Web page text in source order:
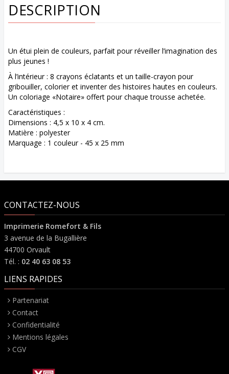
DESCRIPTION
Un étui plein de couleurs, parfait pour réveiller l’imagination des
plus jeunes !
À l’intérieur : 8 crayons éclatants et un taille-crayon pour
gribouiller, colorier et inventer des histoires hautes en couleurs.
Un coloriage «Notaire» offert pour chaque trousse achetée.
Caractéristiques :
Dimensions : 4,5 x 10 x 4 cm.
Matière : polyester
Marquage : 1 couleur - 45 x 25 mm
CONTACTEZ-NOUS
Imprimerie Romefort & Fils
3 avenue de la Bugallière
44700 Orvault
Tél. : 02 40 63 08 53
LIENS RAPIDES
Partenariat
Contact
Confidentialité
Mentions légales
CGV